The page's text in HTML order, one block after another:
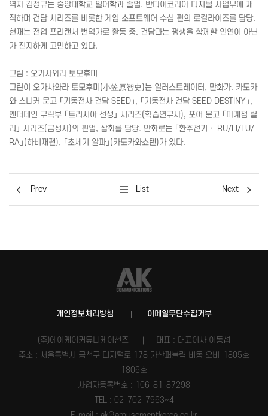
역자 김정규는 중앙대학교 일어학과 졸업. 반다이코리아 디지털 사업부에 재
직하며 건담 시리즈를 비롯한 게임 소프트웨어 수십 편의 로컬라이즈를 담당.
현재는 전업 프리랜서 번역가로 활동 중. 건담과는 평생을 함께할 인연이 아닌
가 진지하게 고민하고 있다.
그림 : 오가사와라 토모후미
그린이 오가사와라 토모후미(小笠原智史 )는 일러스트레이터, 만화가. 카도카
와 스니커 문고 「기동전사 건담 SEED 」, 「기동전사 건담 SEED DESTINY 」,
엔터테인 구락부 「트리시아 선생」 시리즈(학습연구사), 포어 문고 「마계점 릴
리」 시리즈(금성사)의 핀업, 삽화를 담당. 만화로는 「환주전기ㆍ
RU/LI /LU/
RA 」(하비재팬), 「초세기 알파」(카도카와쇼텐)가 있다.
Prev List Next
개인정보처리방침 이메일무단수집거부
(주)에이케이커뮤니케이션즈
대표 : 대표이사 이동섭
주소 : 서울특별시 금천구 디지털로 178 가산퍼블릭 비동 오비-1805호
1806호
사업자등록번호 : 106-81-87298
TEL : 02-702-7963~4